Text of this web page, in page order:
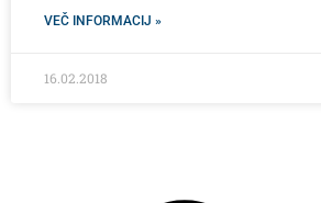
VEČ INFORMACIJ »
16.02.2018